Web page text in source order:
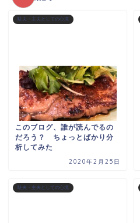
駐夫・主夫としての心境
このブログ、誰が読んでるの
だろう？ ちょっとばかり分
析してみた
2020年2月25日
駐夫・主夫としての心境